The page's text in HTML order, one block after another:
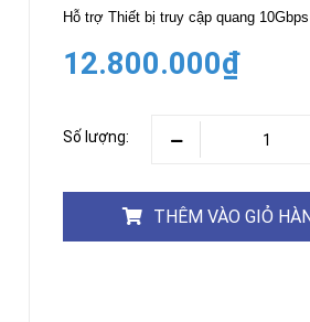
THIẾT
HỌP
TRỰC
Màn
M27
Hỗ trợ Thiết bị truy cập quang 10Gbps
12.800.000₫
Số lượng:
THÊM VÀO GIỎ